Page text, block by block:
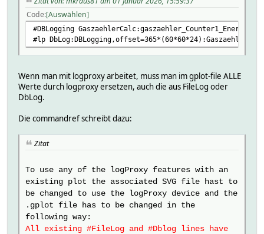
Code Auswählen
#DBLogging
#lp
Wenn man mit logproxy arbeitet, muss man im gplot-file ALLE
Werte durch logproxy ersetzen, auch die aus FileLog oder
DbLog.
Die commandref schreibt dazu:
Zitat
To use any of the logProxy features with an
existing plot the associated SVG file hast to
be changed to use the logProxy device and the
.gplot file has to be changed in the
following way:
All existing #FileLog and #Dblog lines have